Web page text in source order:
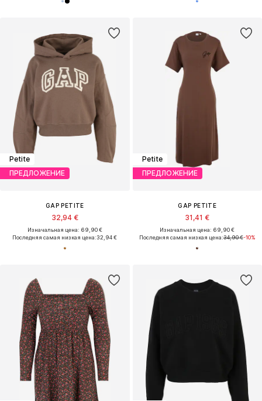
Petite
ПРЕДЛОЖЕНИЕ
GAP PETITE
32,94 €
Изначальная цена: 69,90 €
Последняя самая низкая цена:32,94 €
Petite
ПРЕДЛОЖЕНИЕ
GAP PETITE
31,41 €
Изначальная цена: 69,90 €
Последняя самая низкая цена:34,90 €-10%